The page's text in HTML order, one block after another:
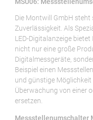
Die Montwill GmbH
Zuverlässigkeit. Als
LED-Digitalanzeige
nicht nur eine große
Digitalmessgeräte,
Beispiel einen
und günstige Möglichkeit
Überwachung von einer
ersetzen.
Messstellenumschalter